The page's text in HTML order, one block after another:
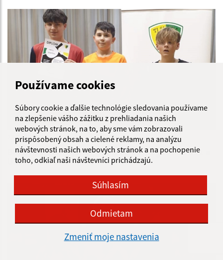
Používame cookies
Súbory cookie a ďalšie technológie sledovania používame
na zlepšenie vášho zážitku z prehliadania našich
webových stránok, na to, aby sme vám zobrazovali
prispôsobený obsah a cielené reklamy, na analýzu
návštevnosti našich webových stránok a na pochopenie
toho, odkiaľ naši návštevníci prichádzajú.
Súhlasím
Odmietam
Zmeniť moje nastavenia
23.04.2025
Bodovaci OPEN turnaj mládeže v kategóriach U11 a
U15